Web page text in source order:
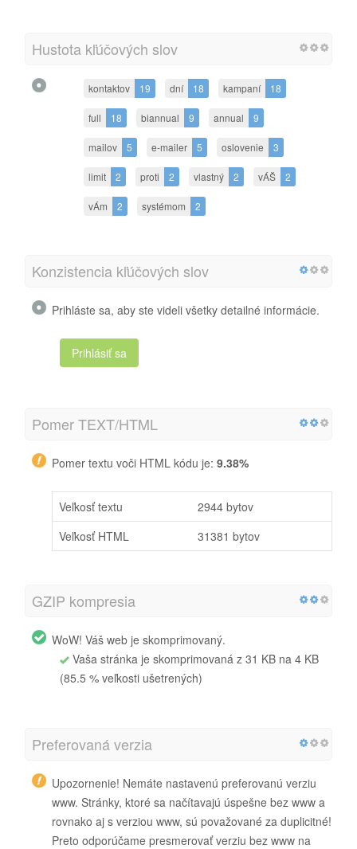
Hustota kľúčových slov
kontaktov 19 dní 18 kampaní 18
full 18 biannual 9 annual 9
mailov 5 e-mailer 5 oslovenie 3
limit 2 proti 2 vlastný 2 vÁŠ 2
vÁm 2 systémom 2
Konzistencia kľúčových slov
Prihláste sa, aby ste videli všetky detailné informácie.
Prihlásiť sa
Pomer TEXT/HTML
Pomer textu voči HTML kódu je: 9.38%
Veľkosť textu
2944 bytov
Veľkosť HTML
31381 bytov
GZIP kompresia
WoW! Váš web je skomprimovaný.
Vaša stránka je skomprimovaná z 31 KB na 4 KB
(85.5 % veľkosti ušetrených)
Preferovaná verzia
Upozornenie! Nemáte nastavenú preferovanú verziu
www. Stránky, ktoré sa načítavajú úspešne bez www a
rovnako aj s verziou www, sú považované za duplicitné!
Preto odporúčame presmerovať verziu bez www na